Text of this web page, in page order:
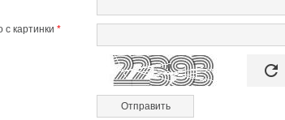
с картинки *
 refresh